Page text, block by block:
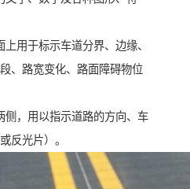
用于标示车道分界、边缘、
、路宽变化、路面障碍物位
侧，用以指示道路的方向、车
反光片）。